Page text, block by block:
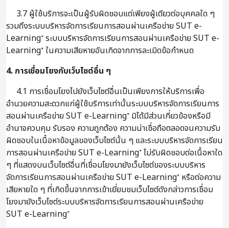
3.7 ผู้ใช้บริการจะเป็นผู้รับผิดชอบแต่เพียงผู้เดียวต่อบุคคลใด ๆ
รวมถึงระบบบริหารจัดการเรียนการสอนผ่านเครือข่าย SUT e-
Learning⁺ ระบบบริหารจัดการเรียนการสอนผ่านเครือข่าย SUT e-
Learning⁺ ในความเสียหายอันเกิดจากการละเมิดข้อกำหนด
4. การเชื่อมโยงกับเว็บไซต์อื่น ๆ
4.1 การเชื่อมโยงไปยังเว็บไซต์อื่นเป็นเพียงการให้บริการเพื่อ
อำนวยความสะดวกแก่ผู้ใช้บริการเท่านั้นระบบบริหารจัดการเรียนการ
สอนผ่านเครือข่าย SUT e-Learning⁺ มิได้มีส่วนเกี่ยวข้องหรือมี
อำนาจควบคุม รับรอง ความถูกต้อง ความน่าเชื่อถือตลอดจนความรับ
ผิดชอบในเนื้อหาข้อมูลของเว็บไซต์นั้น ๆ และระบบบริหารจัดการเรียน
การสอนผ่านเครือข่าย SUT e-Learning⁺ ไม่รับผิดชอบต่อเนื้อหาใด
ๆ ที่แสดงบนเว็บไซต์อื่นที่เชื่อมโยงมายังเว็บไซต์ของระบบบริหาร
จัดการเรียนการสอนผ่านเครือข่าย SUT e-Learning⁺ หรือต่อความ
เสียหายใด ๆ ที่เกิดขึ้นจากการเข้าเยี่ยมชมเว็บไซต์ดังกล่าวการเชื่อม
โยงมายังเว็บไซต์ระบบบริหารจัดการเรียนการสอนผ่านเครือข่าย
SUT e-Learning⁺